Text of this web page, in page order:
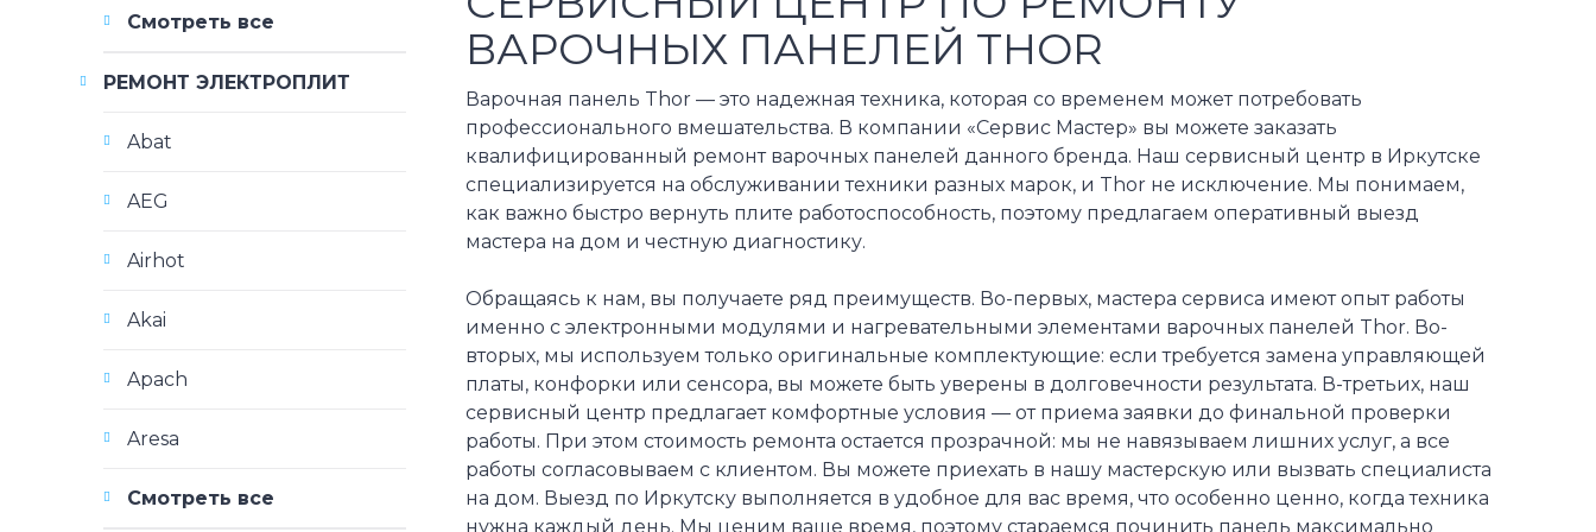
ВАРОЧНЫХ ПАНЕЛЕЙ THOR
Варочная панель Thor — это надежная техника, которая со временем может потребовать
профессионального вмешательства. В компании «Сервис Мастер» вы можете заказать
квалифицированный ремонт варочных панелей данного бренда. Наш сервисный центр в Иркутске
специализируется на обслуживании техники разных марок, и Thor не исключение. Мы понимаем,
как важно быстро вернуть плите работоспособность, поэтому предлагаем оперативный выезд
мастера на дом и честную диагностику.
Обращаясь к нам, вы получаете ряд преимуществ. Во-первых, мастера сервиса имеют опыт работы
именно с электронными модулями и нагревательными элементами варочных панелей Thor. Во-
вторых, мы используем только оригинальные комплектующие: если требуется замена управляющей
платы, конфорки или сенсора, вы можете быть уверены в долговечности результата. В-третьих, наш
сервисный центр предлагает комфортные условия — от приема заявки до финальной проверки
работы. При этом стоимость ремонта остается прозрачной: мы не навязываем лишних услуг, а все
работы согласовываем с клиентом. Вы можете приехать в нашу мастерскую или вызвать специалиста
на дом. Выезд по Иркутску выполняется в удобное для вас время, что особенно ценно, когда техника
нужна каждый день. Мы ценим ваше время, поэтому стараемся починить панель максимально
Смотреть все
РЕМОНТ ЭЛЕКТРОПЛИТ
Abat
AEG
Airhot
Akai
Apach
Aresa
Смотреть все